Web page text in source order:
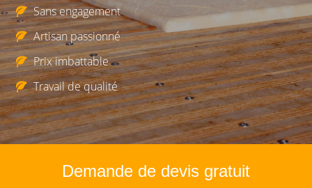
Sans engagement
Artisan passionné
Prix imbattable
Travail de qualité
Demande de devis gratuit